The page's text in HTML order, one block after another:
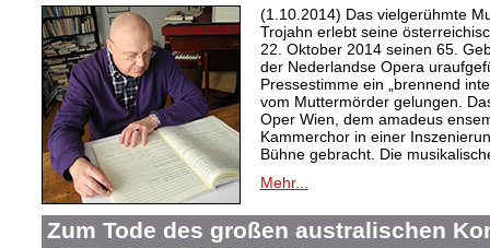
(1.10.2014) Das vielgerühmte
Trojahn erlebt seine
22. Oktober 2014 seinen 65.
der Nederlandse Opera
Pressestimme ein „brennend
vom Muttermörder gelungen.
Oper Wien, dem amadeus
Kammerchor in einer
Bühne gebracht. Die
Mehr...
Zum Tode des großen australischen